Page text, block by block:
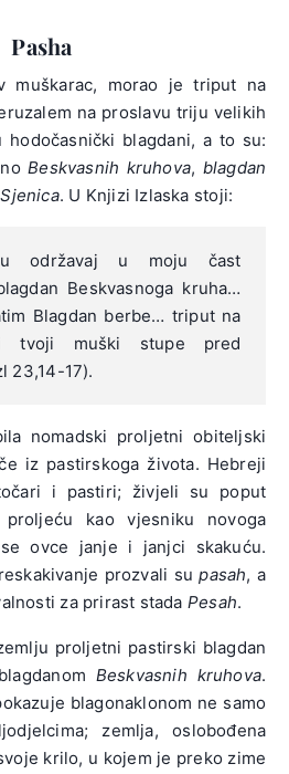
Pasha
muškarac, morao je triput na
na proslavu triju velikih
hodočasnički blagdani, a to su:
Beskvasnih kruhova, blagdan
. U Knjizi Izlaska stoji:
održavaj u moju čast
Beskvasnoga kruha…
Blagdan berbe… triput na
tvoji muški stupe pred
23,14-17).
nomadski proljetni obiteljski
iz pastirskoga života. Hebreji
i pastiri; živjeli su poput
kao vjesniku novoga
ovce janje i janjci skakuću.
prozvali supasah, a
za prirast stada Pesah.
proljetni pastirski blagdan
Beskvasnih kruhova.
blagonaklonom ne samo
zemlja, oslobođena
krilo, u kojem je preko zime